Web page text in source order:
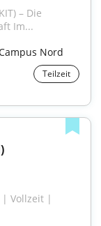
– Die
Im...
Nord
Teilzeit